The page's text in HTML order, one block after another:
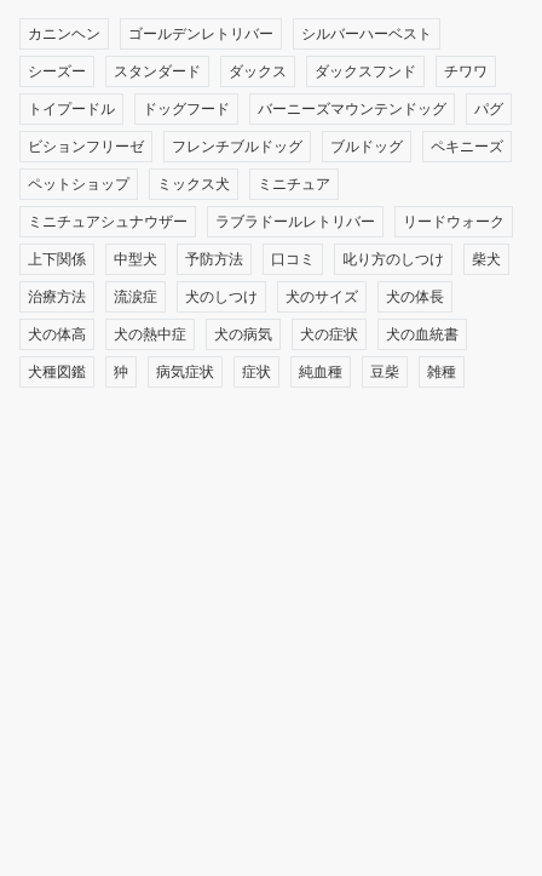
カニンヘン ゴールデンレトリバー シルバーハーベスト
シーズー スタンダード ダックス ダックスフンド チワワ
トイプードル ドッグフード バーニーズマウンテンドッグ パグ
ビションフリーゼ フレンチブルドッグ ブルドッグ ペキニーズ
ペットショップ ミックス犬 ミニチュア
ミニチュアシュナウザー ラブラドールレトリバー リードウォーク
上下関係 中型犬 予防方法 口コミ 叱り方のしつけ 柴犬
治療方法 流涙症 犬のしつけ 犬のサイズ 犬の体長
犬の体高 犬の熱中症 犬の病気 犬の症状 犬の血統書
犬種図鑑 狆 病気症状 症状 純血種 豆柴 雑種